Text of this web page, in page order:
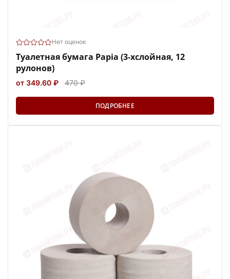
Нет оценок
Туалетная бумага Papia (3-хслойная, 12
рулонов)
от 349.60 ₽ 470 ₽
ПОДРОБНЕЕ